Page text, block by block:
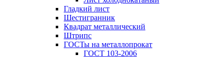
Гладкий лист
Шестигранник
Квадрат металлический
Штрипс
ГОСТы на металлопрокат
ГОСТ 103-2006